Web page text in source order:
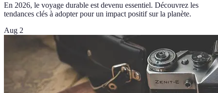
En 2026, le voyage durable est devenu essentiel. Découvrez les
tendances clés à adopter pour un impact positif sur la planète.
Aug 2